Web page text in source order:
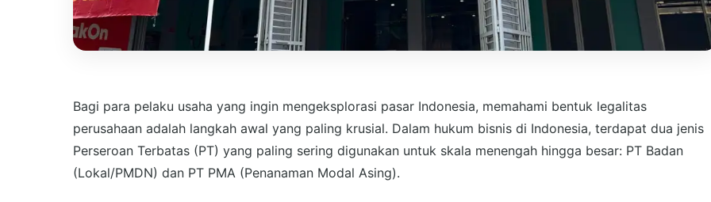
Bagi para pelaku usaha yang ingin mengeksplorasi pasar Indonesia, memahami bentuk legalitas
perusahaan adalah langkah awal yang paling krusial. Dalam hukum bisnis di Indonesia, terdapat dua jenis
Perseroan Terbatas (PT) yang paling sering digunakan untuk skala menengah hingga besar: PT Badan
(Lokal/PMDN) dan PT PMA (Penanaman Modal Asing).